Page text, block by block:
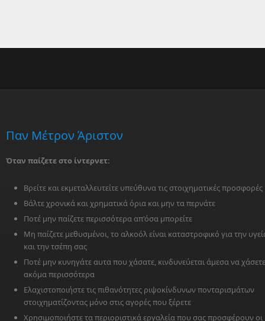
Παν Μέτρον Άριστον
Όταν παίζετε στο ίντερνετ:
Βρείτε και εκμεταλλευτείτε υπεύθυνα τις στοιχηματικές προσφορές
Βάλτε χρονικά και χρηματικά όρια και μην τα περνάτε
Ποτέ μην παίζετε περισσότερα απ'όσα μπορείτε
Μη παίζετε μεθυσμένοι, το αλκοόλ είναι καταστροφικό για την
και την τσέπη σας
Ποτέ μην κυνηγάτε αυτα που χάσατε, κινδυνεύεται άμεσα να χάσετε
ακόμα περισσότερα
Ελαχιστοποιήστε τις πιθανότητες ριψοκίνδυνων πονταρισμάτων
στοιχηματίζοντας μόνο στις αγορές που ξέρετε
Χρησιμοποιήστε τα περιοριστικά εργαλεία που σας προσφέρουν οι